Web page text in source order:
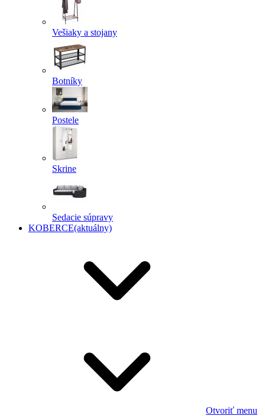
Vešiaky a stojany
Botníky
Postele
Skrine
Sedacie súpravy
KOBERCE(aktuálny)
Otvoriť menu